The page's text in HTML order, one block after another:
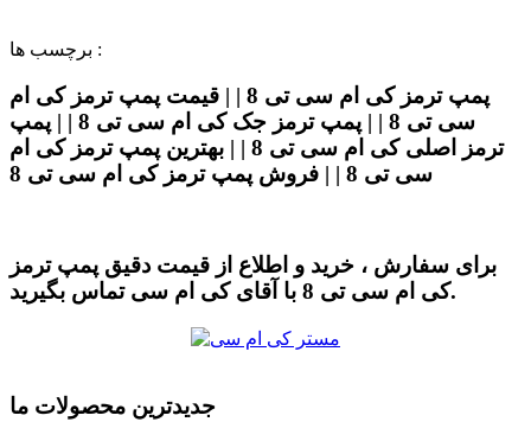
برچسب ها :
پمپ ترمز کی ام سی تی 8 | | قیمت پمپ ترمز کی ام
سی تی 8 | | پمپ ترمز جک کی ام سی تی 8 | | پمپ
ترمز اصلی کی ام سی تی 8 | | بهترین پمپ ترمز کی ام
سی تی 8 | | فروش پمپ ترمز کی ام سی تی 8
برای سفارش ، خرید و اطلاع از قیمت دقیق پمپ ترمز
کی ام سی تی 8 با آقای کی ام سی تماس بگیرید.
جدیدترین محصولات ما